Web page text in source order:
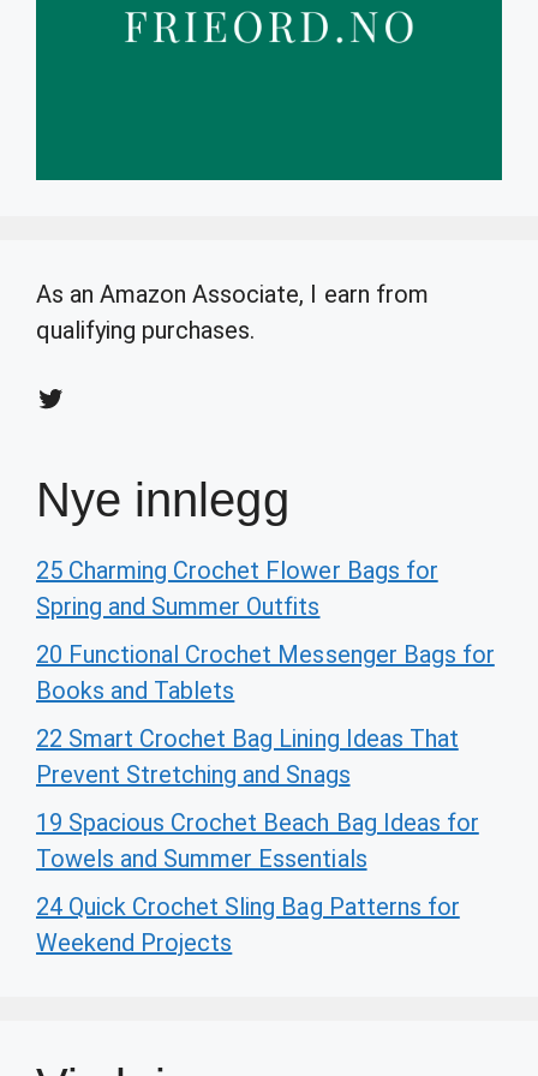
As an Amazon Associate, I earn from
qualifying purchases.
Twitter
Nye innlegg
25 Charming Crochet Flower Bags for
Spring and Summer Outfits
20 Functional Crochet Messenger Bags for
Books and Tablets
22 Smart Crochet Bag Lining Ideas That
Prevent Stretching and Snags
19 Spacious Crochet Beach Bag Ideas for
Towels and Summer Essentials
24 Quick Crochet Sling Bag Patterns for
Weekend Projects